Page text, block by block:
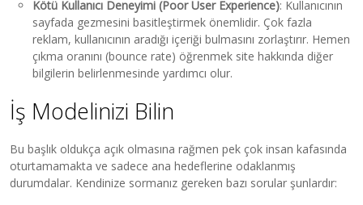
Kötü Kullanıcı Deneyimi (Poor User Experience): Kullanıcının
sayfada gezmesini basitleştirmek önemlidir. Çok fazla
reklam, kullanıcının aradığı içeriği bulmasını zorlaştırır. Hemen
çıkma oranını (bounce rate) öğrenmek site hakkında diğer
bilgilerin belirlenmesinde yardımcı olur.
İş Modelinizi Bilin
Bu başlık oldukça açık olmasına rağmen pek çok insan kafasında
oturtamamakta ve sadece ana hedeflerine odaklanmış
durumdalar. Kendinize sormanız gereken bazı sorular şunlardır: